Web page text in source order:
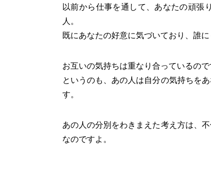
以前から仕事を通して、あなたの頑張
人。
既にあなたの好意に気づいており、誰
お互いの気持ちは重なり合っているの
というのも、あの人は自分の気持ちを
す。
あの人の分別をわきまえた考え方は、
なのですよ。